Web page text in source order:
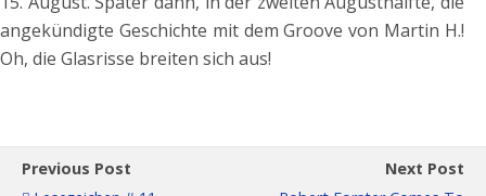
angekündigte Geschichte mit dem Groove von Martin H.!
Oh, die Glasrisse breiten sich aus!
Previous Post
Next Post